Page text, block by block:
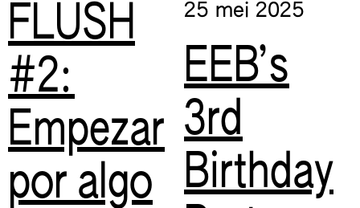
FLUSH
#2:
Empezar
por algo
25 mei 2025
EEB’s
3rd
Birthday